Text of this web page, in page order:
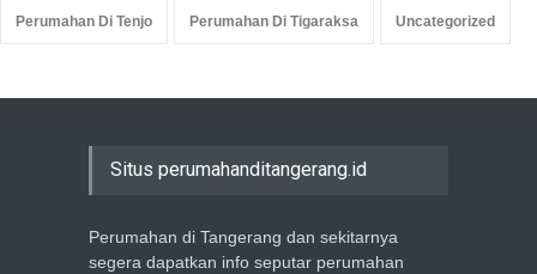
Perumahan Di Tenjo Perumahan Di Tigaraksa Uncategorized
Situs perumahanditangerang.id
Perumahan di Tangerang dan sekitarnya
segera dapatkan info seputar perumahan